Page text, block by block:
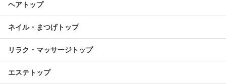
ヘアトップ
ネイル・まつげトップ
リラク・マッサージトップ
エステトップ